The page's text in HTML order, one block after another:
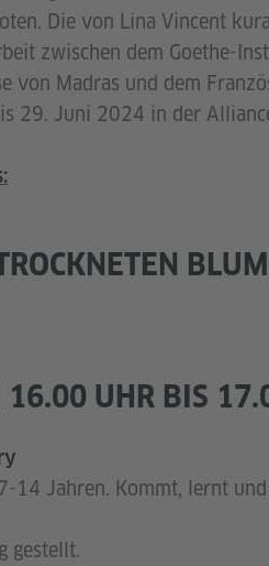
Die von Lina Vincent
zwischen dem Goethe-
von Madras und dem
29. Juni 2024 in der
UHR BIS
14 Jahren. Kommt, lernt
gestellt.